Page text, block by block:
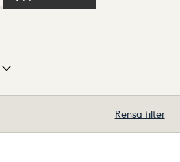
Rensa filter